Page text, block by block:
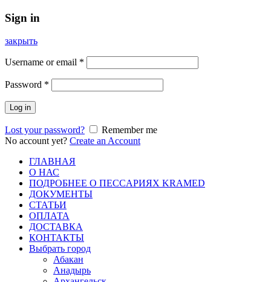
Sign in
закрыть
Username or email *
Password *
Log in
Lost your password?
Remember me
No account yet? Create an Account
ГЛАВНАЯ
О НАС
ПОДРОБНЕЕ О ПEСCАРИЯХ KRAMED
ДОКУМЕНТЫ
СТАТЬИ
ОПЛАТА
ДОСТАВКА
КОНТАКТЫ
Выбрать город
Абакан
Анадырь